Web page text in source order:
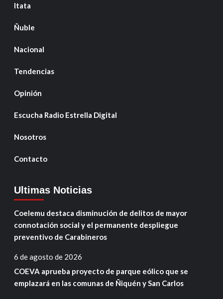
Itata
Ñuble
Nacional
Tendencias
Opinión
Escucha Radio Estrella Digital
Nosotros
Contacto
Ultimas Noticias
Coelemu destaca disminución de delitos de mayor
connotación social y el permanente despliegue
preventivo de Carabineros
6 de agosto de 2026
COEVA aprueba proyecto de parque eólico que se
emplazará en las comunas de Ñiquén y San Carlos